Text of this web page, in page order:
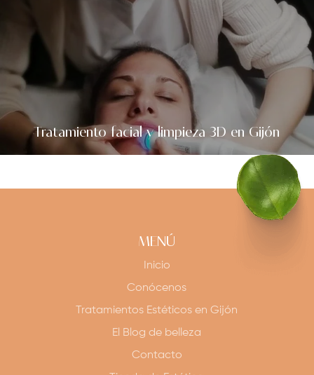
Tratamiento facial y limpieza 3D en Gijón
MENÚ
Inicio
Conócenos
Tratamientos Estéticos en Gijón
El Blog de belleza
Contacto